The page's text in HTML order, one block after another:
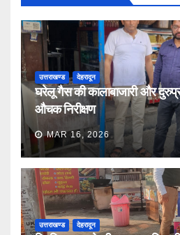
उत्तराखण्ड देहरादून
घरेलू गैस की कालाबाजारी और
औचक निरीक्षण
MAR 16, 2026
उत्तराखण्ड देहरादून